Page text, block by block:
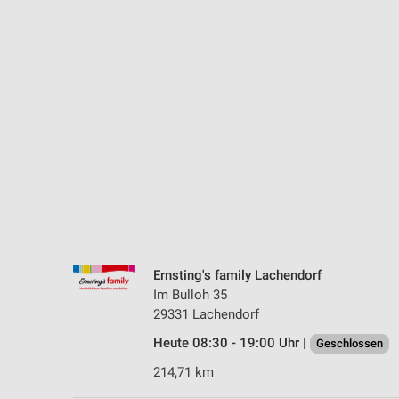
Ernsting's family Lachendorf
Im Bulloh 35
29331 Lachendorf
Heute 08:30 - 19:00 Uhr |
Geschlossen
214,71 km
Notwendig